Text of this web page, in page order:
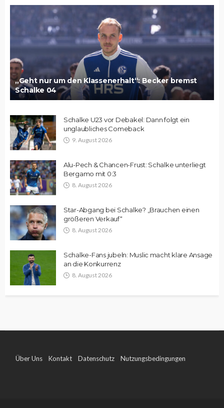
„Geht nur um den Klassenerhalt“: Becker bremst
Schalke 04
Schalke U23 vor Debakel: Dann folgt ein
unglaubliches Comeback
9. August 2026
Alu-Pech & Chancen-Frust: Schalke unterliegt
Bergamo mit 0:3
8. August 2026
Star-Abgang bei Schalke? „Brauchen einen
größeren Verkauf“
8. August 2026
Schalke-Fans jubeln: Muslic macht klare Ansage
an die Konkurrenz
8. August 2026
Über Uns Kontakt Datenschutz Nutzungsbedingungen